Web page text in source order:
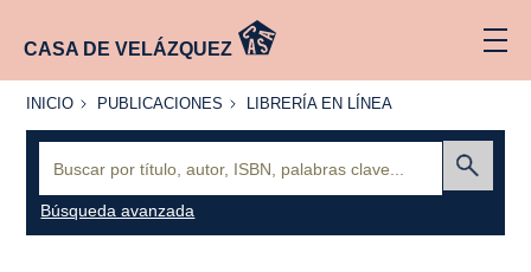
CASA DE VELÁZQUEZ
INICIO
INICIO PUBLICACIONES
PUBLICACIONES
LIBRERÍA
LÍNEA
LIBRERÍA EN LÍNEA
Búsqueda avanzada